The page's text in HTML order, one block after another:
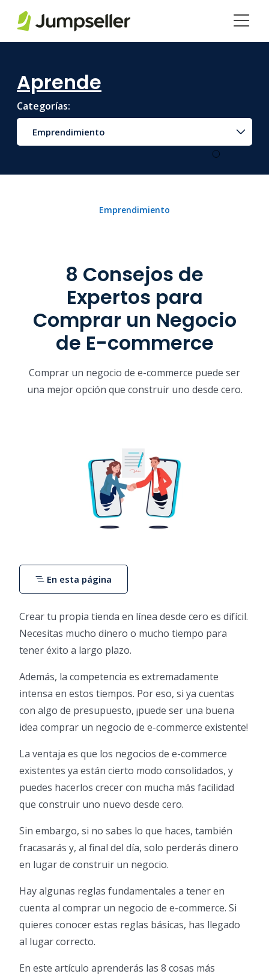
Aprende
Categorías:
Emprendimiento
Emprendimiento
8 Consejos de
Expertos para
Comprar un Negocio
de E-commerce
Comprar un negocio de e-commerce puede ser
una mejor opción que construir uno desde cero.
Crear tu propia tienda en línea desde cero es difícil.
Necesitas mucho dinero o mucho tiempo para
tener éxito a largo plazo.
Además, la competencia es extremadamente
intensa en estos tiempos. Por eso, si ya cuentas
con algo de presupuesto, ¡puede ser una buena
idea comprar un negocio de e-commerce existente!
La ventaja es que los negocios de e-commerce
existentes ya están cierto modo consolidados, y
puedes hacerlos crecer con mucha más facilidad
que construir uno nuevo desde cero.
Sin embargo, si no sabes lo que haces, también
fracasarás y, al final del día, solo perderás dinero
en lugar de construir un negocio.
Hay algunas reglas fundamentales a tener en
cuenta al comprar un negocio de e-commerce. Si
quieres conocer estas reglas básicas, has llegado
al lugar correcto.
En este artículo aprenderás las 8 cosas más
En esta página